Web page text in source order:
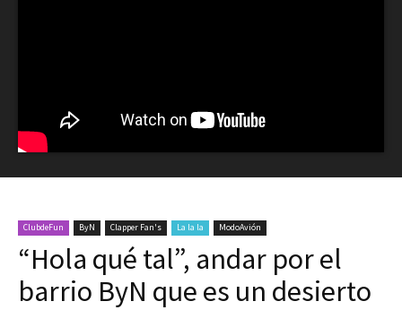
ClubdeFun ByN Clapper Fan's La la la ModoAvión
“Hola qué tal”, andar por el
barrio ByN que es un desierto